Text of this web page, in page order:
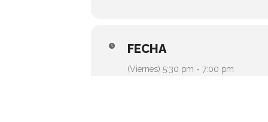
FECHA
(Viernes) 5:30 pm - 7:00 pm